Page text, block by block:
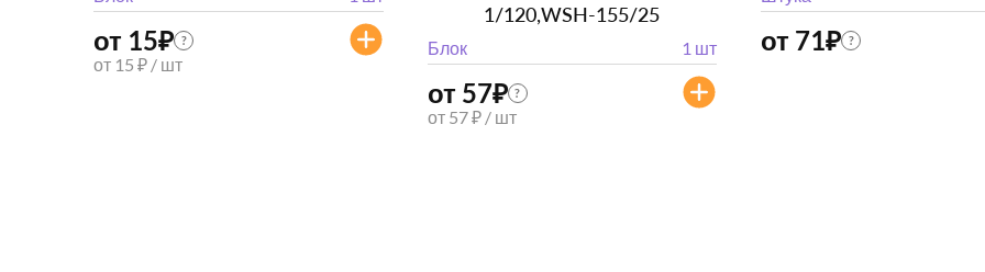
от 15₽ ?
от 15 ₽ / шт
1/120,WSH-155/25
Блок 1 шт
от 57₽ ?
от 57 ₽ / шт
от 71₽ ?